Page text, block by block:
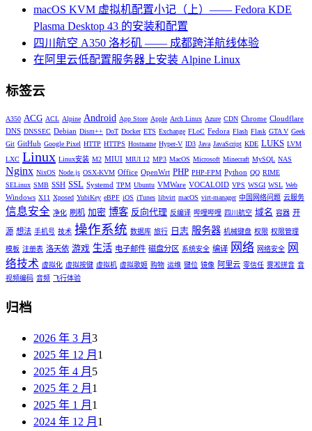
macOS KVM 虚拟机配置小记（上）—— Fedora KDE
Plasma Desktop 43 的安装和配置
四川航空 A350 洛杉矶 —— 成都跨洋航线体验
在阿里云低配置服务器上安装 Alpine Linux
标签云
A350 ACG ACL Alpine Android App Store Apple Arch Linux Azure CDN Chrome Cloudflare
DNS DNSSEC Debian Dism++ DoT Docker ETS Exchange FLoC Fedora Flash Flask GTA V Geek
Git GitHub Google Pixel HTTP HTTPS Hostname Hyper-V ID3 Java JavaScript KDE LUKS LVM
LXC Linux Linux安装 M2 MIUI MIUI 12 MP3 MacOS Microsoft Minecraft MySQL NAS
Nginx NixOS Node.js OSX-KVM Office OpenWrt PHP PHP-FPM Python QQ RIME
SELinux SMB SSH SSL Systemd TPM Ubuntu VMWare VOCALOID VPS WSGI WSL Web
Windows X11 Xposed YubiKey eBPF iOS iTunes libvirt macOS virt-manager 中国网络问题 云服务
信息安全 净化 刷机 加密 博客 反向代理 反编译 哔哩哔哩 四川航空 域名 容器 开
源 想法 手机号 技术 操作系统 数据库 旅行 日志 服务器 机械键盘 权限 权限管理
模板 注册表 洛天依 游戏 生活 电子邮件 磁盘分区 系统安全 编译 网络 网络安全
网
络技术 虚拟化 虚拟按键 虚拟机 虚拟歌姬 购物 运维 键位 镜像 阿里云 零信任 雾凇拼音 音
视频编码 音频 飞行体验
归档
2026 年 3 月 3
2025 年 12 月 1
2025 年 4 月 5
2025 年 2 月 1
2025 年 1 月 1
2024 年 12 月 1